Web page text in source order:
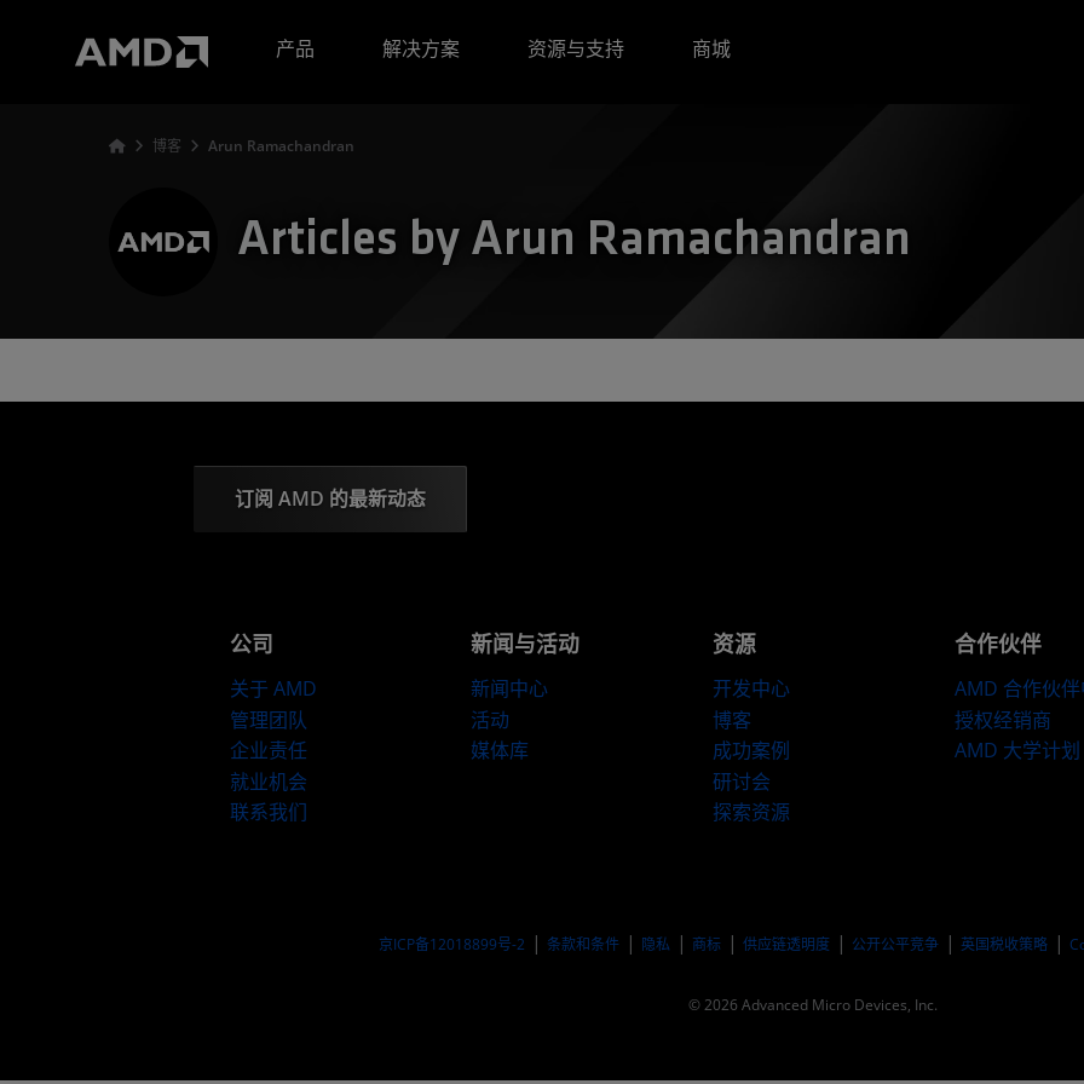
产品
解决方案 资源与支持 商城
博客 Arun Ramachandran
Articles by Arun Ramachandran
订阅 AMD 的最新动态
公司
关于 AMD
管理团队
企业责任
就业机会
联系我们
新闻与活动
新闻中心
活动
媒体库
资源
开发中心
博客
成功案例
研讨会
探索资源
合作伙伴
AMD 合作伙
授权经销商
AMD 大学计划
京ICP备12018899号-2 ​条款和条件 隐私 商标 供应链透明度 公开公平竞争 英国税收策略
© 2026 Advanced Micro Devices, Inc.